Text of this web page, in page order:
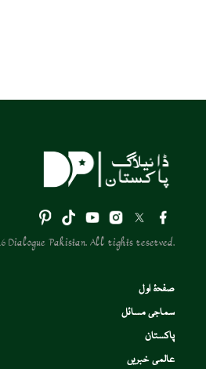
Dialogue Pakistan. All rights reserved.
صفحۂ اول
سماجی مسائل
پاکستان
عالمی خبریں